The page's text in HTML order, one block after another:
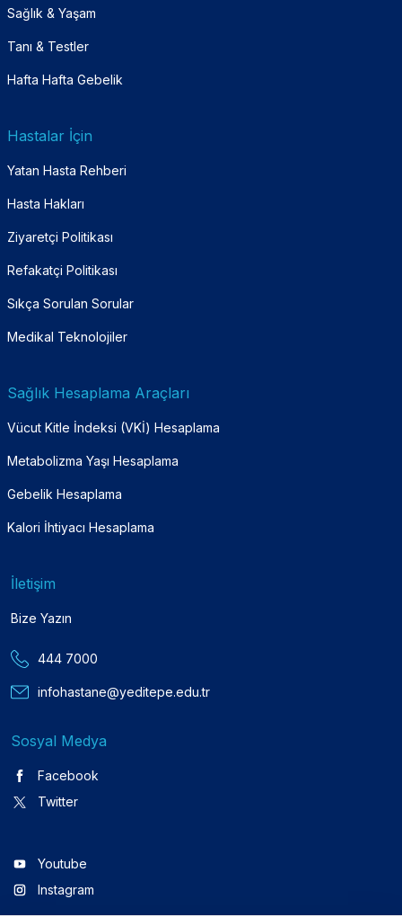
Sağlık & Yaşam
Tanı & Testler
Hafta Hafta Gebelik
Hastalar İçin
Yatan Hasta Rehberi
Hasta Hakları
Ziyaretçi Politikası
Refakatçi Politikası
Sıkça Sorulan Sorular
Medikal Teknolojiler
Sağlık Hesaplama Araçları
Vücut Kitle İndeksi (VKİ) Hesaplama
Metabolizma Yaşı Hesaplama
Gebelik Hesaplama
Kalori İhtiyacı Hesaplama
İletişim
Bize Yazın
444 7000
infohastane@yeditepe.edu.tr
Sosyal Medya
Facebook
Twitter
Youtube
Instagram